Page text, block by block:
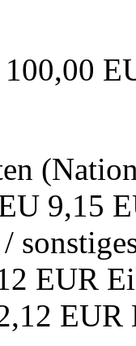
9,15
EUR